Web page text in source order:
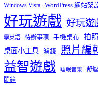
Windows Vista WordPress 網站架
好玩遊戲 好玩遊
學英語 待辦事項 手機桌布 拍
桌面小工具 濾鏡 照片編
益智遊戲 睡眠音樂 舒壓
鬧鐘